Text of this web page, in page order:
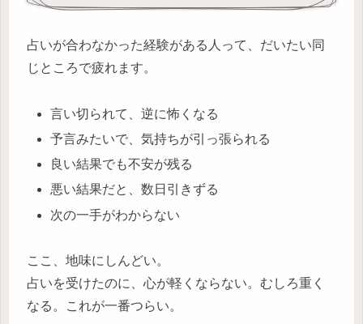
占いが合わなかった経験がある人って、だいたい同
じところで疲れます。
言い切られて、逆に怖くなる
予言みたいで、気持ちが引っ張られる
良い結果でも不安が残る
悪い結果だと、数日引きずる
次の一手がわからない
ここ、地味にしんどい。
占いを受けたのに、心が軽くならない。むしろ重く
なる。これが一番つらい。